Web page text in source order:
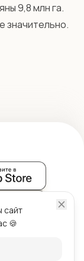
сайт
🍪
9,8 млн га.
значительно.
Зерна™